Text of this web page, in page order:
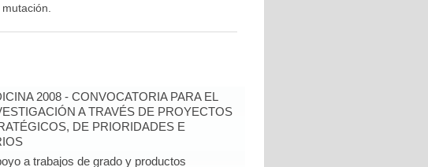
2008 - CONVOCATORIA PARA EL
A TRAVÉS DE PROYECTOS
DE PRIORIDADES E
a trabajos de grado y productos